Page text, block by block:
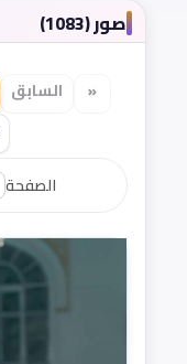
صور (1083)
« السابق
الصفحة